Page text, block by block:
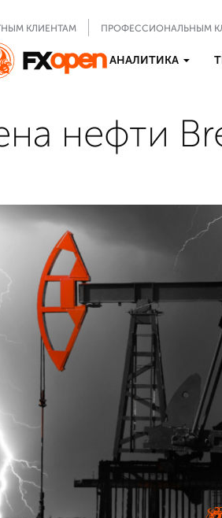
КЛИЕНТАМ ПРОФЕССИОНАЛЬНЫМ
АНАЛИТИКА
нефти